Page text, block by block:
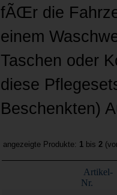
fÃŒr die
einem
Taschen oder
diese
Beschenkten)
angezeigte Produkte: 1 bis 2
Artikel-
Nr.